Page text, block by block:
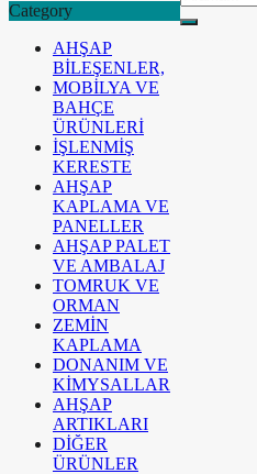
Category
AHŞAP
BİLEŞENLER,
MOBİLYA VE
BAHÇE
ÜRÜNLERİ
İŞLENMİŞ
KERESTE
AHŞAP
KAPLAMA VE
PANELLER
AHŞAP PALET
VE AMBALAJ
TOMRUK VE
ORMAN
ZEMİN
KAPLAMA
DONANIM VE
KİMYSALLAR
AHŞAP
ARTIKLARI
DİĞER
ÜRÜNLER